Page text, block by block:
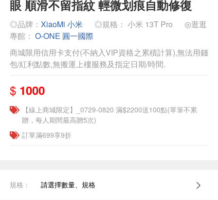
眼 順滑不留指紋 輕微划痕自動修復
◎品牌： XiaoMi 小米 ◎規格： 小米 13T Pro
◎逛逛
專館： O-ONE 圓一國際
商城限用信用卡支付(不納入VIP資格之累積計算),無法用錢
包/紅利點數,無搬運上樓服務及指定日期/時間.
$ 1000
【線上商城限定】_0729-0820 滿$2200送100點(單筆不累
贈，每人期間最高贈5次)
訂單滿699享9折
規格： 請選擇數量、規格